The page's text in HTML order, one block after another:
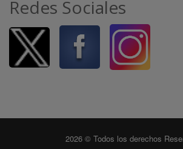
Redes Sociales
2026 © Todos los derechos